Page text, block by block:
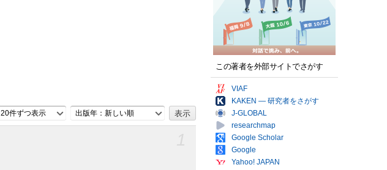
20件ずつ表示 出版年：新しい順
この著者を外部サイトでさがす
VIAF
KAKEN — 研究者をさがす
J-GLOBAL
researchmap
Google Scholar
Google
Yahoo! JAPAN